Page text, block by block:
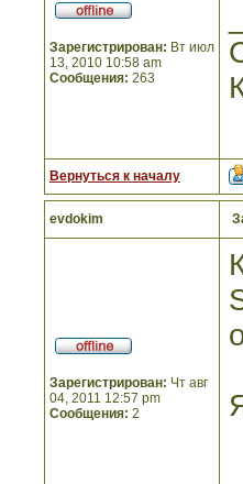
Зарегистрирован: Вт июл
13, 2010 10:58 am
Сообщения: 263
Вернуться к началу
evdokim
Зарегистрирован: Чт авг
04, 2011 12:57 pm
Сообщения: 2